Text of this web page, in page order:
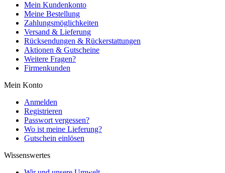
Mein Kundenkonto
Meine Bestellung
Zahlungsmöglichkeiten
Versand & Lieferung
Rücksendungen & Rückerstattungen
Aktionen & Gutscheine
Weitere Fragen?
Firmenkunden
Mein Konto
Anmelden
Registrieren
Passwort vergessen?
Wo ist meine Lieferung?
Gutschein einlösen
Wissenswertes